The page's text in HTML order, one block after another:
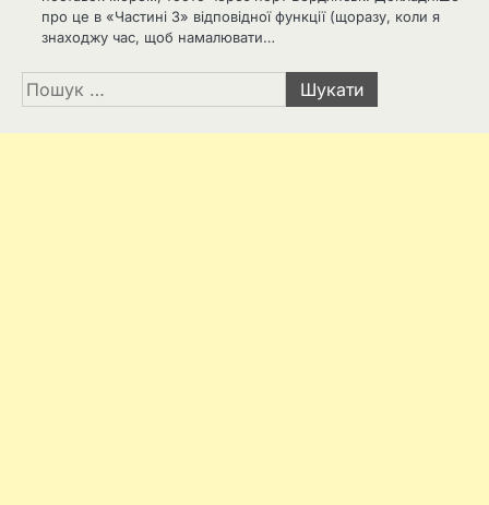
про це в «Частині 3» відповідної функції (щоразу, коли я
знаходжу час, щоб намалювати…
Пошук: